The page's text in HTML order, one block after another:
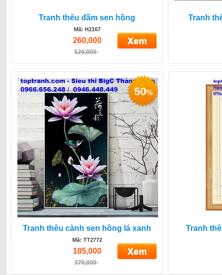
Tranh thêu đầm sen hồng
Mã: H2167
260,000
520,000
Tranh
Tranh thêu cành sen hồng lá xanh
Mã: TT2772
185,000
370,000
50%
Tranh